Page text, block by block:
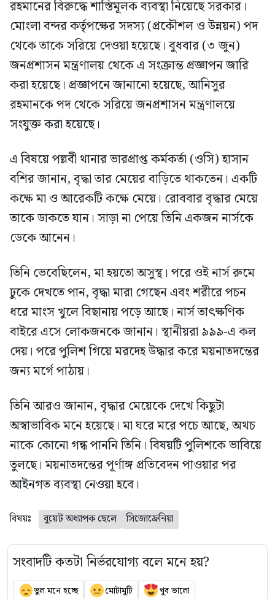
রহমানের বিরুদ্ধে শাস্তিমূলক ব্যবস্থা নিয়েছে সরকার।
মোংলা বন্দর কর্তৃপক্ষের সদস্য (প্রকৌশল ও উন্নয়ন) পদ
থেকে তাকে সরিয়ে দেওয়া হয়েছে। বুধবার (৩ জুন)
জনপ্রশাসন মন্ত্রণালয় থেকে এ সংক্রান্ত প্রজ্ঞাপন জারি
করা হয়েছে। প্রজ্ঞাপনে জানানো হয়েছে, আনিসুর
রহমানকে পদ থেকে সরিয়ে জনপ্রশাসন মন্ত্রণালয়ে
সংযুক্ত করা হয়েছে।
এ বিষয়ে পল্লবী থানার ভারপ্রাপ্ত কর্মকর্তা (ওসি) হাসান
বশির জানান, বৃদ্ধা তার মেয়ের বাড়িতে থাকতেন। একটি
কক্ষে মা ও আরেকটি কক্ষে মেয়ে। রোববার বৃদ্ধার মেয়ে
তাকে ডাকতে যান। সাড়া না পেয়ে তিনি একজন নার্সকে
ডেকে আনেন।
তিনি ভেবেছিলেন, মা হয়তো অসুস্থ। পরে ওই নার্স রুমে
ঢুকে দেখতে পান, বৃদ্ধা মারা গেছেন এবং শরীরে পচন
ধরে মাংস খুলে বিছানায় পড়ে আছে। নার্স তাৎক্ষণিক
বাইরে এসে লোকজনকে জানান। স্থানীয়রা ৯৯৯-এ কল
দেয়। পরে পুলিশ গিয়ে মরদেহ উদ্ধার করে ময়নাতদন্তের
জন্য মর্গে পাঠায়।
তিনি আরও জানান, বৃদ্ধার মেয়েকে দেখে কিছুটা
অস্বাভাবিক মনে হয়েছে। মা ঘরে মরে পচে আছে, অথচ
নাকে কোনো গন্ধ পাননি তিনি। বিষয়টি পুলিশকে ভাবিয়ে
তুলছে। ময়নাতদন্তের পূর্ণাঙ্গ প্রতিবেদন পাওয়ার পর
আইনগত ব্যবস্থা নেওয়া হবে।
বিষয়ঃ বুয়েট অধ্যাপক ছেলে সিজোফ্রেনিয়া
সংবাদটি কতটা নির্ভরযোগ্য বলে মনে হয়?
ভুল মনে হচ্ছে মোটামুটি খুব ভালো